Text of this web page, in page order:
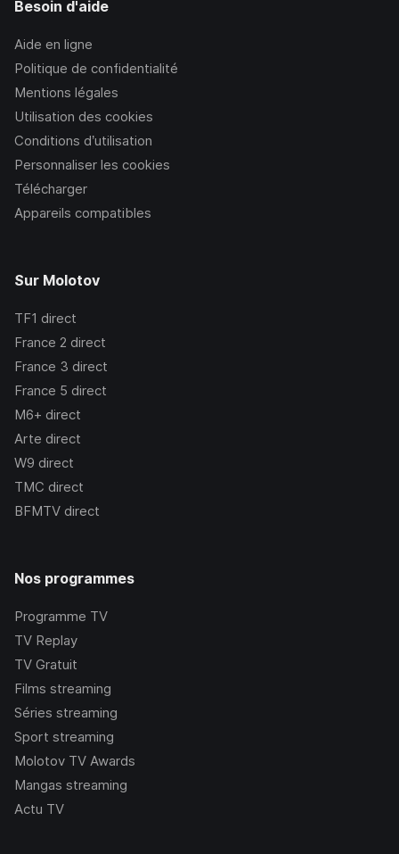
Besoin d'aide
Aide en ligne
Politique de confidentialité
Mentions légales
Utilisation des cookies
Conditions d’utilisation
Personnaliser les cookies
Télécharger
Appareils compatibles
Sur Molotov
TF1 direct
France 2 direct
France 3 direct
France 5 direct
M6+ direct
Arte direct
W9 direct
TMC direct
BFMTV direct
Nos programmes
Programme TV
TV Replay
TV Gratuit
Films streaming
Séries streaming
Sport streaming
Molotov TV Awards
Mangas streaming
Actu TV